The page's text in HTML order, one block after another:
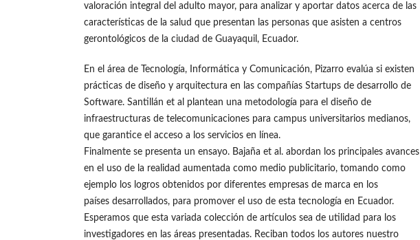
valoración integral del adulto mayor, para analizar y aportar datos acerca de las
características de la salud que presentan las personas que asisten a centros
gerontológicos de la ciudad de Guayaquil, Ecuador.
En el área de Tecnología, Informática y Comunicación, Pizarro evalúa si existen
prácticas de diseño y arquitectura en las compañías Startups de desarrollo de
Software. Santillán et al plantean una metodología para el diseño de
infraestructuras de telecomunicaciones para campus universitarios medianos,
que garantice el acceso a los servicios en línea.
Finalmente se presenta un ensayo. Bajaña et al. abordan los principales avances
en el uso de la realidad aumentada como medio publicitario, tomando como
ejemplo los logros obtenidos por diferentes empresas de marca en los
países desarrollados, para promover el uso de esta tecnología en Ecuador.
Esperamos que esta variada colección de artículos sea de utilidad para los
investigadores en las áreas presentadas. Reciban todos los autores nuestro